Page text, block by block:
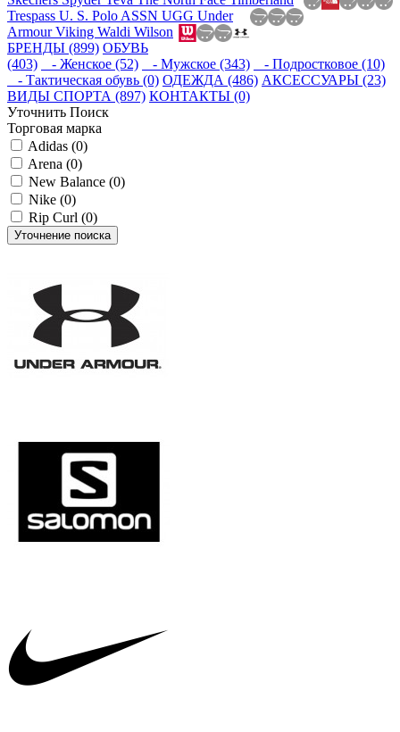
Trespass U. S. Polo ASSN UGG Under
ArmourViking Waldi Wilson
БРЕНДЫ (899) ОБУВЬ
(403)
- Женское (52) - Мужское (343)
- Подростковое (10)
- Тактическая обувь (0) ОДЕЖДА (486) АКСЕССУАРЫ (23)
ВИДЫ СПОРТА (897) КОНТАКТЫ (0)
Уточнить Поиск
Торговая марка
Adidas (0)
Arena (0)
New Balance (0)
Nike (0)
Rip Curl (0)
Уточнение поиска